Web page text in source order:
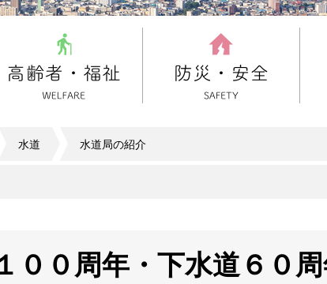
水道 水道局の紹介
００周年・下水道６０